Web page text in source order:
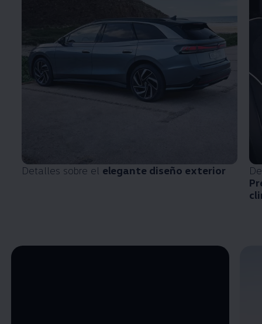
Detalles sobre el elegante diseño exterior
Enable fullscreen mode